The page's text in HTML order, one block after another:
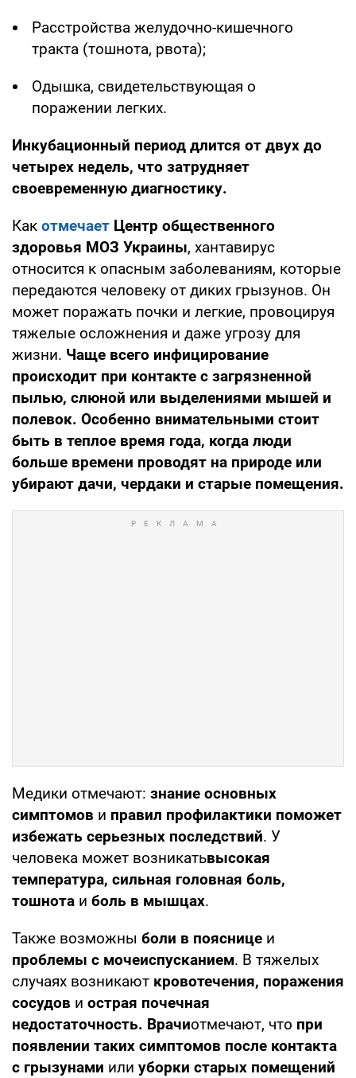
Расстройства желудочно-кишечного
тракта (тошнота, рвота);
Одышка, свидетельствующая о
поражении легких.
Инкубационный период длится от двух до
четырех недель, что затрудняет
своевременную диагностику.
Как отмечает Центр общественного
здоровья МОЗ Украины, хантавирус
относится к опасным заболеваниям, которые
передаются человеку от диких грызунов. Он
может поражать почки и легкие, провоцируя
тяжелые осложнения и даже угрозу для
жизни. Чаще всего инфицирование
происходит при контакте с загрязненной
пылью, слюной или выделениями мышей и
полевок. Особенно внимательными стоит
быть в теплое время года, когда люди
больше времени проводят на природе или
убирают дачи, чердаки и старые помещения.
Медики отмечают: знание основных
симптомов и правил профилактики поможет
избежать серьезных последствий. У
человека может возникатьвысокая
температура, сильная головная боль,
тошнота и боль в мышцах.
Также возможны боли в пояснице и
проблемы с мочеиспусканием. В тяжелых
случаях возникают кровотечения, поражения
сосудов и острая почечная
недостаточность. Врачиотмечают, что при
появлении таких симптомов после контакта
с грызунами или уборки старых помещений